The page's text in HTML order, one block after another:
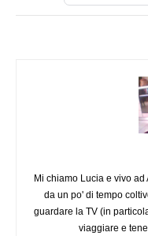
Mi chiamo Lucia e vivo
da un po' di tempo
guardare la TV (in
viaggiare e